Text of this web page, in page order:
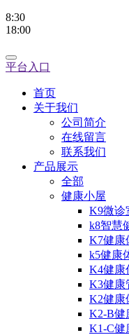
8:30
18:00
平台入口
首页
关于我们
公司简介
在线留言
联系我们
产品展示
全部
健康小屋
K9微诊
k8智慧
K7健康
k5健康
K4健康
K3健康
K2健康
K2-B健
K1-C健